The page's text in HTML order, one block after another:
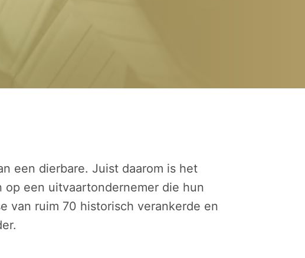
een dierbare. Juist daarom is het
een uitvaartondernemer die hun
van ruim 70 historisch verankerde en